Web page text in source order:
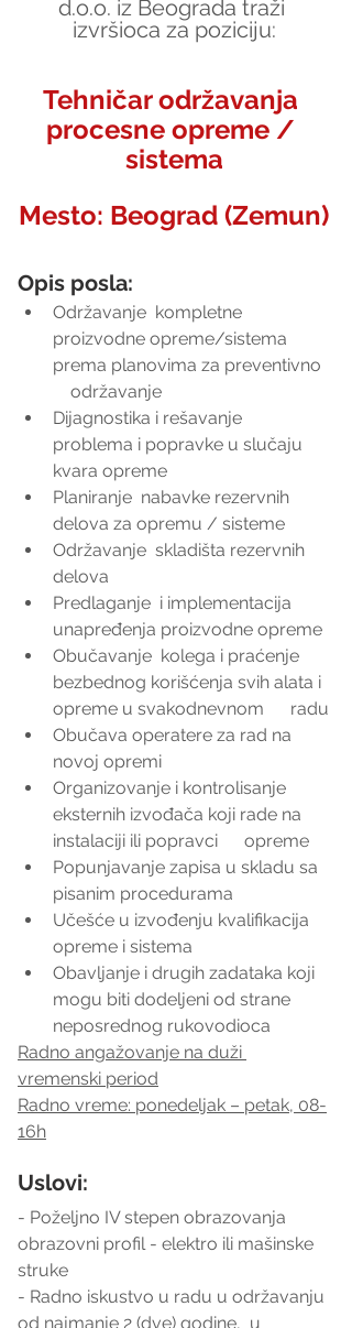
d.o.o. iz Beograda traži
izvršioca za poziciju:
Tehničar održavanja
procesne opreme /
sistema
Mesto: Beograd (Zemun)
Opis posla:
Održavanje  kompletne
proizvodne opreme/sistema
prema planovima za preventivno
    održavanje
Dijagnostika i rešavanje
problema i popravke u slučaju
kvara opreme
Planiranje  nabavke rezervnih
delova za opremu / sisteme
Održavanje  skladišta rezervnih
delova
Predlaganje  i implementacija
unapređenja proizvodne opreme
Obučavanje  kolega i praćenje
bezbednog korišćenja svih alata i
opreme u svakodnevnom      radu
Obučava operatere za rad na
novoj opremi
Organizovanje i kontrolisanje
eksternih izvođača koji rade na
instalaciji ili popravci      opreme
Popunjavanje zapisa u skladu sa
pisanim procedurama
Učešće u izvođenju kvalifikacija
opreme i sistema
Obavljanje i drugih zadataka koji
mogu biti dodeljeni od strane
neposrednog rukovodioca
Radno angažovanje na duži
vremenski period
Radno vreme: ponedeljak – petak, 08-
16h
Uslovi:
- Poželjno IV stepen obrazovanja
obrazovni profil - elektro ili mašinske
struke
- Radno iskustvo u radu u održavanju
od najmanje 2 (dve) godine,  u